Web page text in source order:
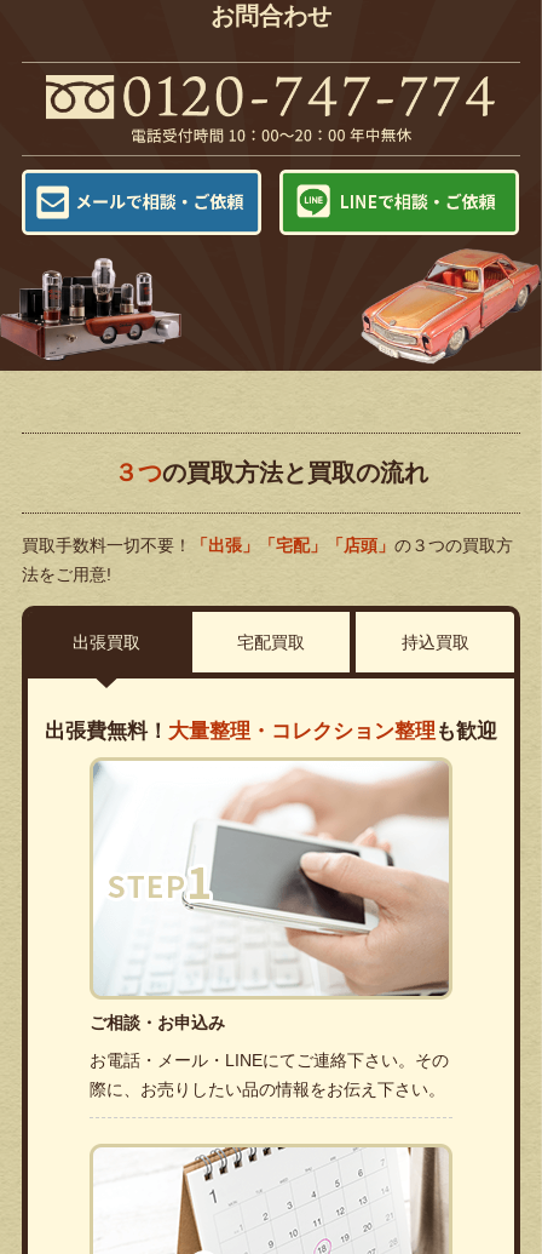
お問合わせ
３つの買取方法と買取の流れ
買取手数料一切不要！ 「出張」「宅配」「店頭」 の３つの買取方
法をご用意!
出張買取 宅配買取 持込買取
出張費無料！ 大量整理・コレクション整理 も歓迎
ご相談・お申込み
お電話・メール・LINEにてご連絡下さい。その
際に、お売りしたい品の情報をお伝え下さい。